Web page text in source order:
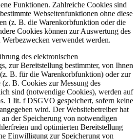
Funktionen. Zahlreiche Cookies sind
Webseitenfunktionen ohne diese
(z. B. die Warenkorbfunktion oder die
Cookies können zur Auswertung des
verwendet werden.
des elektronischen
zur Bereitstellung bestimmter, von Ihnen
B. für die Warenkorbfunktion) oder zur
B. Cookies zur Messung des
sind (notwendige Cookies), werden auf
1 lit. f DSGVO gespeichert, sofern keine
wird. Der Websitebetreiber hat
an der Speicherung von notwendigen
und optimierten Bereitstellung
Einwilligung zur Speicherung von